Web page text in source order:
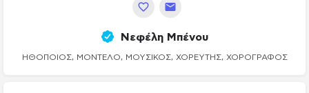
Νεφέλη Μπένου
ΗΘΟΠΟΙΌΣ, ΜΟΝΤΈΛΟ, ΜΟΥΣΙΚΌΣ, ΧΟΡΕΥΤΉΣ, ΧΟΡΟΓΡΆΦΟΣ